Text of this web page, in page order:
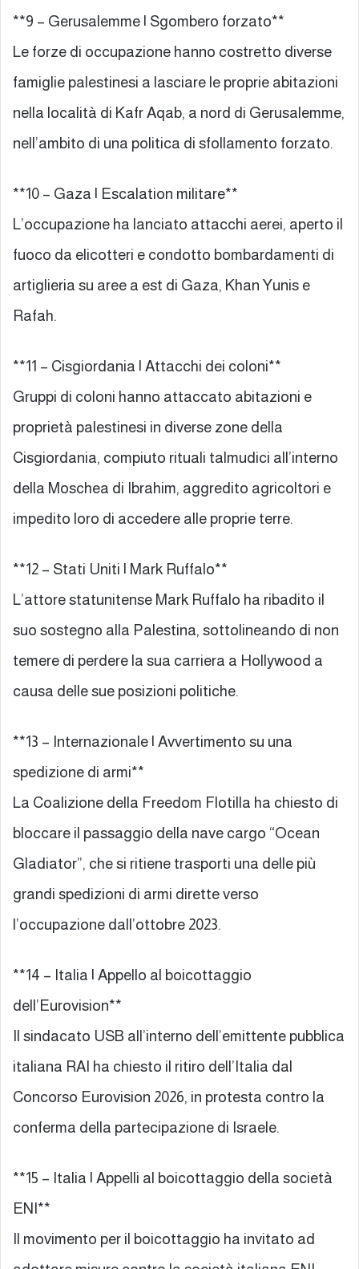
**9 – Gerusalemme | Sgombero forzato**
Le forze di occupazione hanno costretto diverse
famiglie palestinesi a lasciare le proprie abitazioni
nella località di Kafr Aqab, a nord di Gerusalemme,
nell’ambito di una politica di sfollamento forzato.
**10 – Gaza | Escalation militare**
L’occupazione ha lanciato attacchi aerei, aperto il
fuoco da elicotteri e condotto bombardamenti di
artiglieria su aree a est di Gaza, Khan Yunis e
Rafah.
**11 – Cisgiordania | Attacchi dei coloni**
Gruppi di coloni hanno attaccato abitazioni e
proprietà palestinesi in diverse zone della
Cisgiordania, compiuto rituali talmudici all’interno
della Moschea di Ibrahim, aggredito agricoltori e
impedito loro di accedere alle proprie terre.
**12 – Stati Uniti | Mark Ruffalo**
L’attore statunitense Mark Ruffalo ha ribadito il
suo sostegno alla Palestina, sottolineando di non
temere di perdere la sua carriera a Hollywood a
causa delle sue posizioni politiche.
**13 – Internazionale | Avvertimento su una
spedizione di armi**
La Coalizione della Freedom Flotilla ha chiesto di
bloccare il passaggio della nave cargo “Ocean
Gladiator”, che si ritiene trasporti una delle più
grandi spedizioni di armi dirette verso
l’occupazione dall’ottobre 2023.
**14 – Italia | Appello al boicottaggio
dell’Eurovision**
Il sindacato USB all’interno dell’emittente pubblica
italiana RAI ha chiesto il ritiro dell’Italia dal
Concorso Eurovision 2026, in protesta contro la
conferma della partecipazione di Israele.
**15 – Italia | Appelli al boicottaggio della società
ENI**
Il movimento per il boicottaggio ha invitato ad